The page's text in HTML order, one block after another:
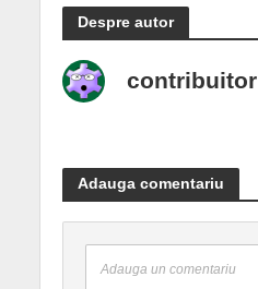
Despre autor
contribuitor
Adauga comentariu
Adauga un comentariu